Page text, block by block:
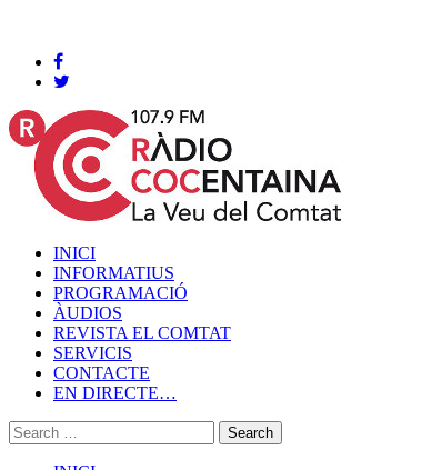
INICI
INFORMATIUS
PROGRAMACIÓ
ÀUDIOS
REVISTA EL COMTAT
SERVICIS
CONTACTE
EN DIRECTE…